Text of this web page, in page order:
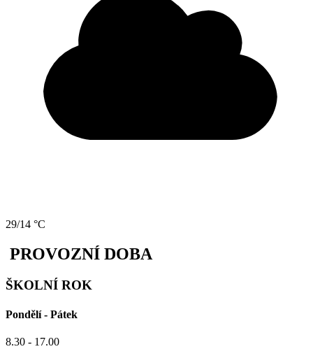
29/14 °C
PROVOZNÍ DOBA
ŠKOLNÍ ROK
Pondělí - Pátek
8.30 - 17.00